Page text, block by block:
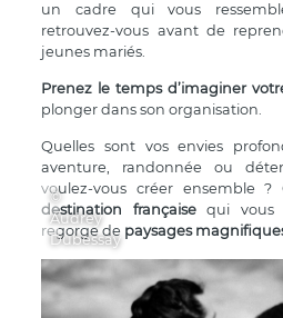
un cadre qui vous
retrouvez-vous avant de
jeunes mariés.
Prenez le temps d’imaginer
plonger dans son organisation.
Quelles sont vos envies
aventure, randonnée ou
voulez-vous créer ensemble ?
destination françaisequi vous
regorge de paysages
©
Audrey
Dubessay